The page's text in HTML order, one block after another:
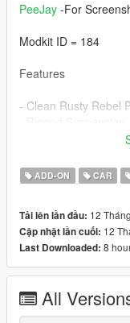
PeeJay -For
Modkit ID = 184
Features
- Clean Rusty Rebel
- Breakable
Enjoy!
ADD-ON CAR
Tải lên lần đầu: 12
Cập nhật lần cuối: 12
Last Downloaded: 8
All